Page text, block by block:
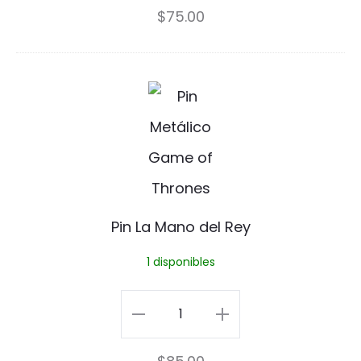
d
e
Bender
cantidad
$75.00
P
i
n
L
a
o
Pin La Mano del Rey
1 disponibles
Pin
La